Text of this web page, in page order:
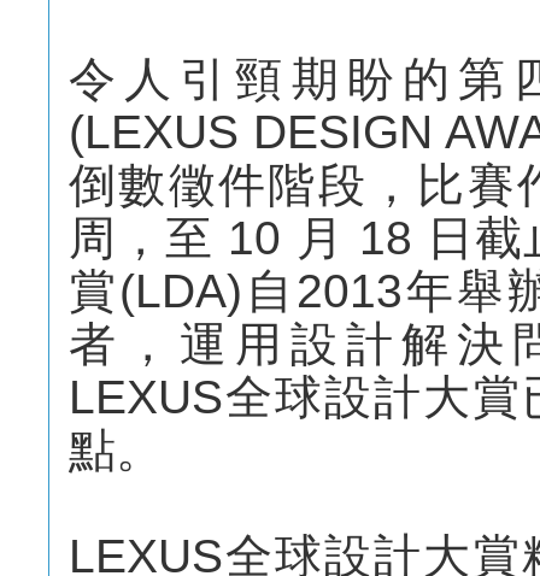
令人引頸期盼的第
(LEXUS DESIGN
倒數徵件階段，比賽
周，至 10 月 18 日
賞(LDA)自2013年舉
者，運用設計解決
LEXUS全球設計大
點。
LEXUS全球設計大